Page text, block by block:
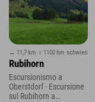
↔ 11,7 km ↕ 1100 hm schwierig
Rubihorn
Escursionismo a
Oberstdorf - Escursione
sul Rubihorn a